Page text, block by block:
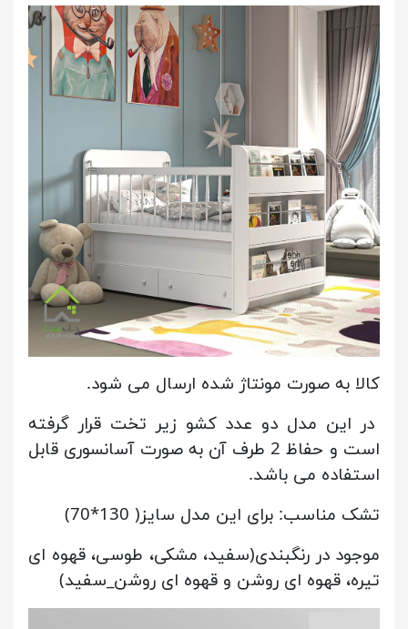
کالا به صورت مونتاژ شده ارسال می شود.
در این مدل دو عدد کشو زیر تخت قرار گرفته
است و حفاظ 2 طرف آن به صورت آسانسوری قابل
استفاده می باشد.
تشک مناسب: برای این مدل سایز( 130*70)
موجود در رنگبندی(سفید، مشکی، طوسی، قهوه ای
تیره، قهوه ای روشن و قهوه ای روشن_سفید)